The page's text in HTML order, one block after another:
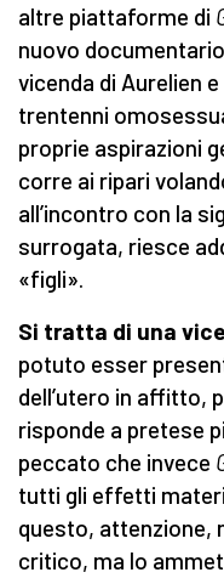
altre piattaforme di
nuovo
vicenda di Aurelien
trentenni
proprie aspirazioni
corre ai ripari
all’incontro con la
surrogata, riesce
«figli».
Si tratta di una
potuto esser
dell’utero in affitto,
risponde a pretese
peccato che invece
tutti gli effetti
questo, attenzione,
critico, ma lo